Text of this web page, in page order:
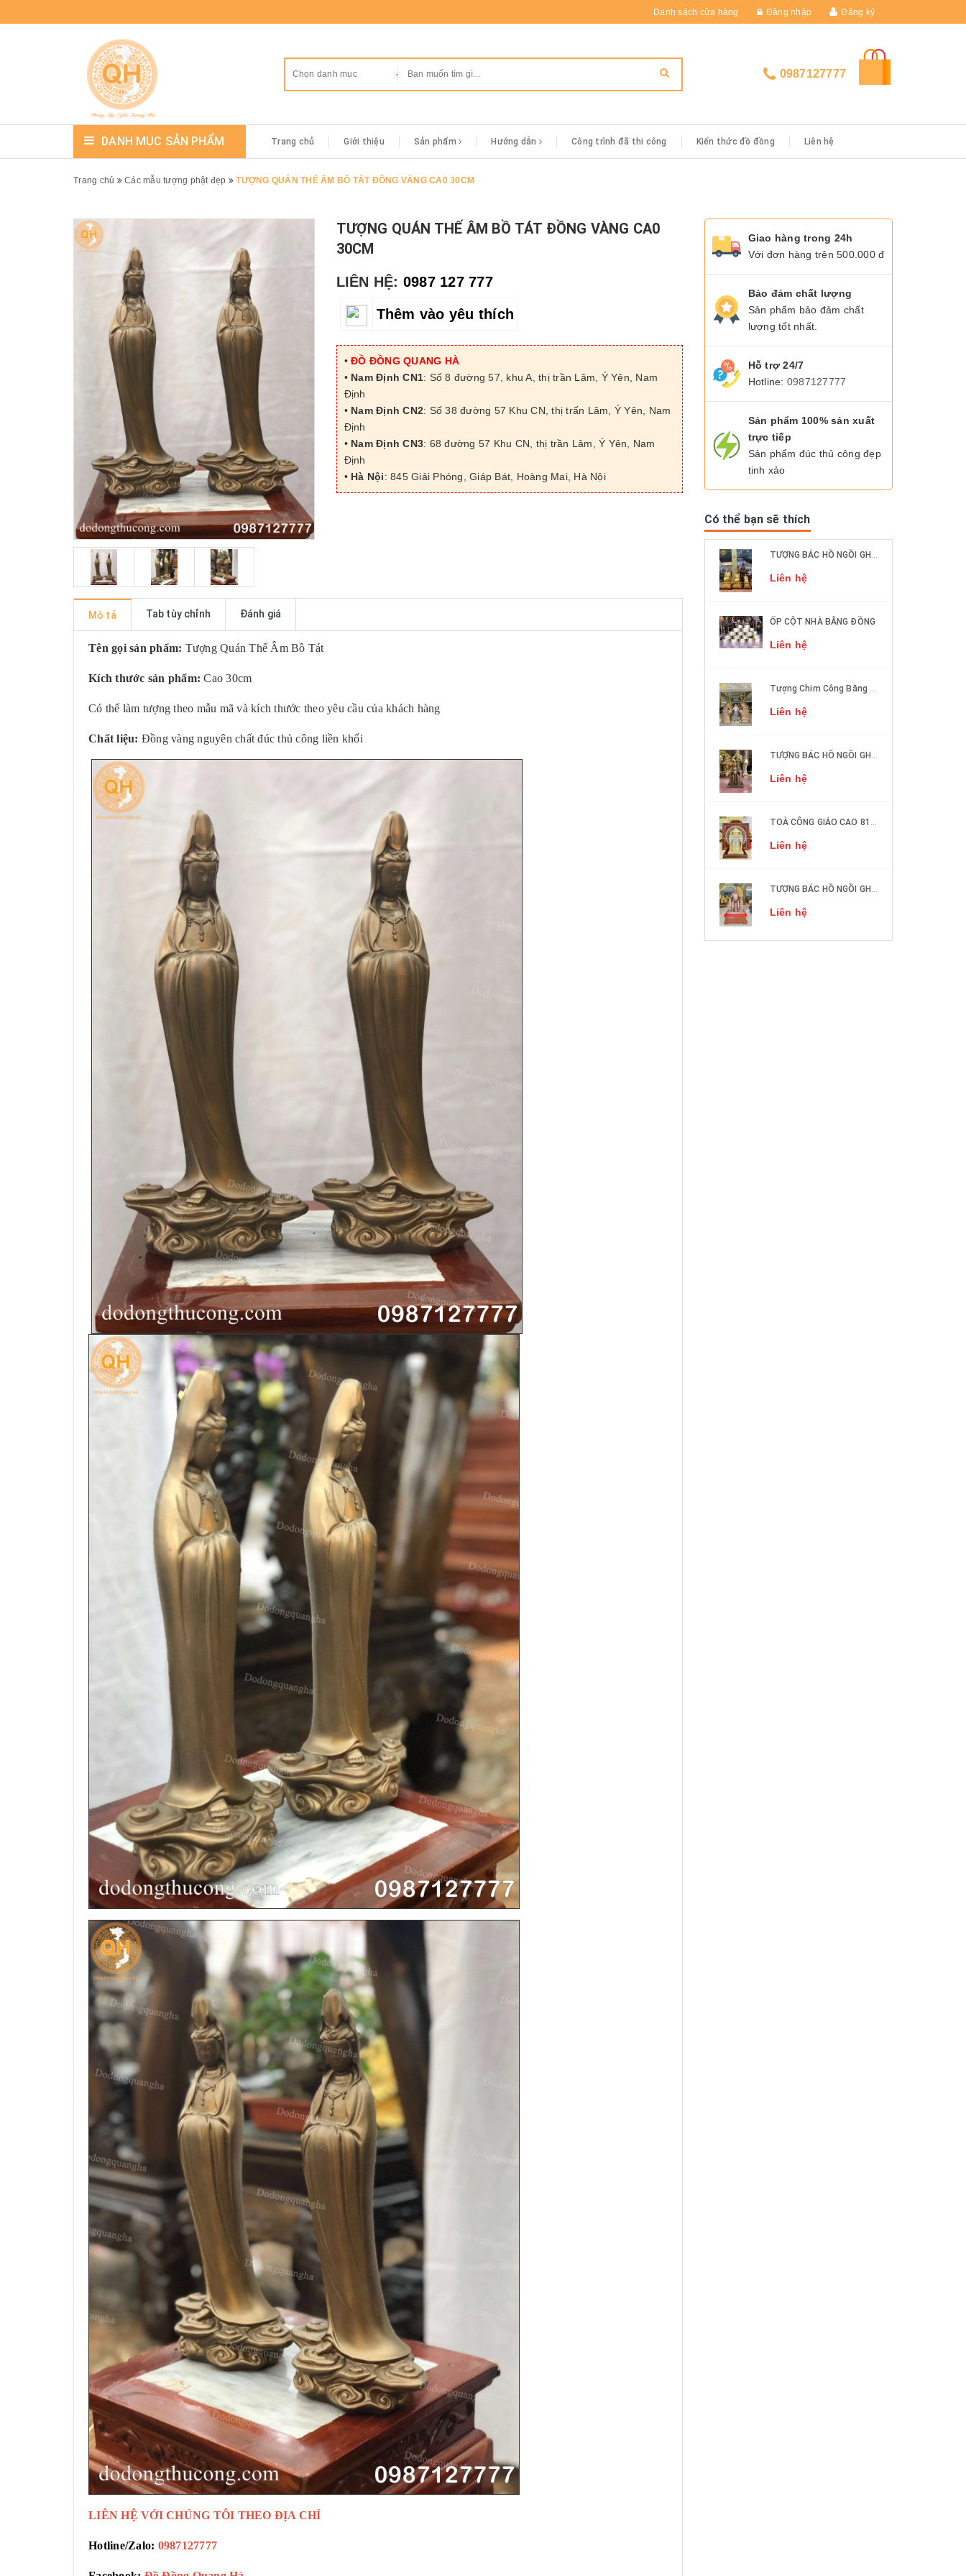
Danh sách cửa hàng Đăng nhập Đăng ký
Chọn danh mục 0987127777
DANH MỤC SẢN PHẨM Trang chủ Giới thiệu Sản phẩm Hướng dẫn Công trình đã thi công Kiến thức đồ đồng Liên hệ
Trang chủ Các mẫu tượng phật đẹp TƯỢNG QUÁN THẾ ÂM BỒ TÁT ĐỒNG VÀNG CA0 30CM
TƯỢNG QUÁN THẾ ÂM BỒ TÁT ĐỒNG VÀNG CA0
30CM
LIÊN HỆ: 0987 127 777
Thêm vào yêu thích
•ĐỒ ĐỒNG QUANG HÀ
• Nam Định CN1: Số 8 đường 57, khu A, thị trần Lâm, Ý Yên, Nam
Định
• Nam Định CN2: Số 38 đường 57 Khu CN, thị trấn Lâm, Ý Yên, Nam
Định
• Nam Định CN3: 68 đường 57 Khu CN, thị trần Lâm, Ý Yên, Nam
Định
• Hà Nội: 845 Giải Phóng, Giáp Bát, Hoàng Mai, Hà Nội
Mô tả Tab tùy chỉnh Đánh giá
Tên gọi sản phẩm: Tượng Quán Thế Âm Bồ Tát
Kích thước sản phẩm:Cao 30cm
Có thể làm tượng theo mẫu mã và kích thước theo yêu cầu của khách hàng
Chất liệu: Đồng vàng nguyên chất đúc thủ công liền khối
LIÊN HỆ VỚI CHÚNG TÔI THEO ĐỊA CHỈ
Hotline/Zalo: 0987127777
Giao hàng trong 24h
Với đơn hàng trên 500.000 đ
Bảo đảm chất lượng
Sản phẩm bảo đảm chất
lượng tốt nhất.
Hỗ trợ 24/7
Hotline: 0987127777
Sản phẩm 100% sản xuất
trực tiếp
Sản phẩm đúc thủ công đẹp
tinh xảo
Có thể bạn sẽ thích
Liên hệ
ỐP CỘT NHÀ BẰNG ĐỒNG
Liên hệ
Liên hệ
Liên hệ
Liên hệ
Liên hệ